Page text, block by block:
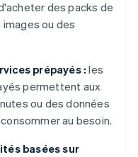
des packs de
ou des
prépayés :les
permettent aux
ou des données
au besoin.
basées sur